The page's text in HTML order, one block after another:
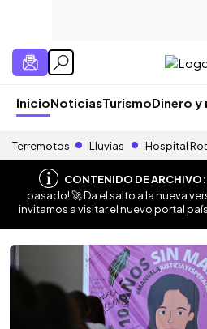
InicioNoticiasTurismoDinero
Terremotos Lluvias Hospital
CONTENIDO DE ARCHIVO:
pasado! 🚀 Da el salto a la nueva
invitamos a visitar el nuevo portal